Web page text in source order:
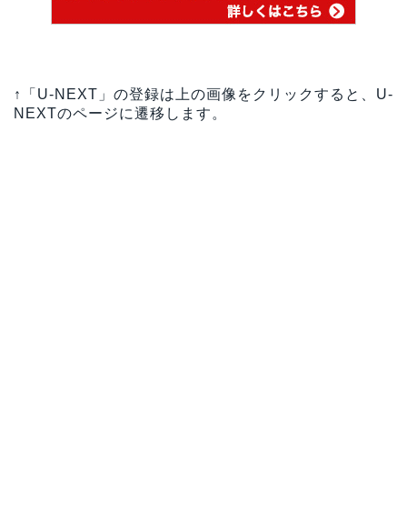
↑「U-NEXT」の登録は上の画像をクリックすると、U-
NEXTのページに遷移します。